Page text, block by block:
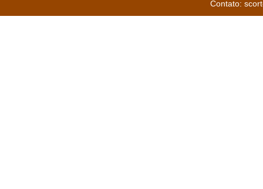
Contato: